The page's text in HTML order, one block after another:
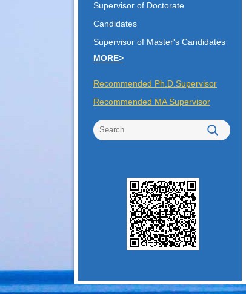
Supervisor of Doctorate
Candidates
Supervisor of Master's Candidates
MORE>
Recommended Ph.D.Supervisor
Recommended MA Supervisor